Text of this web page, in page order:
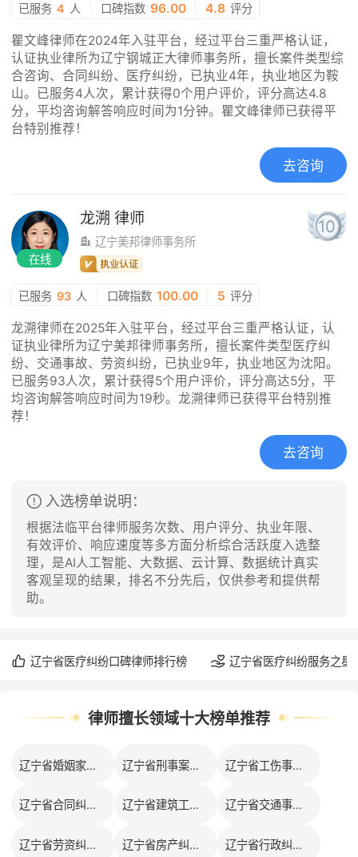
已服务 4 人 口碑指数 96.00 4.8 评分
瞿文峰律师在2024年入驻平台，经过平台三重严格认证，
认证执业律所为辽宁钢城正大律师事务所，擅长案件类型综
合咨询、合同纠纷、医疗纠纷，已执业4年，执业地区为鞍
山。已服务4人次，累计获得0个用户评价，评分高达4.8
分，平均咨询解答响应时间为1分钟。瞿文峰律师已获得平
台特别推荐！
去咨询
在线
龙溯 律师
辽宁美邦律师事务所
10
已服务 93 人 口碑指数 100.00 5 评分
龙溯律师在2025年入驻平台，经过平台三重严格认证，认
证执业律所为辽宁美邦律师事务所，擅长案件类型医疗纠
纷、交通事故、劳资纠纷，已执业9年，执业地区为沈阳。
已服务93人次，累计获得5个用户评价，评分高达5分，平
均咨询解答响应时间为19秒。龙溯律师已获得平台特别推
荐！
去咨询
入选榜单说明：
根据法临平台律师服务次数、用户评分、执业年限、
有效评价、响应速度等多方面分析综合活跃度入选整
理，是AI人工智能、大数据、云计算、数据统计真实
客观呈现的结果，排名不分先后，仅供参考和提供帮
助。
辽宁省医疗纠纷口碑律师排行榜 辽宁省医疗纠纷服务之星
律师擅长领域十大榜单推荐
辽宁省婚姻家事律师排行榜 辽宁省刑事案件律师排行榜 辽宁省工伤事故律师排行榜
辽宁省合同纠纷律师排行榜 辽宁省建筑工程律师排行榜 辽宁省交通事故律师排行榜
辽宁省劳资纠纷律师排行榜 辽宁省房产纠纷律师排行榜 辽宁省行政纠纷律师排行榜